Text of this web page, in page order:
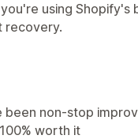
using Shopify's
recovery.
been non-stop
worth it